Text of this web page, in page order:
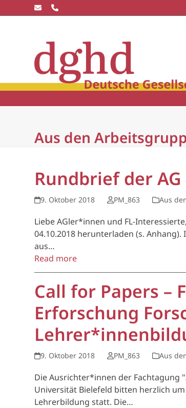
to
Aus den
Rundbrief der
9. Oktober 2018 PM_863 Aus
Liebe AGler*innen und FL-
04.10.2018 herunterladen (s.
aus…
Read more
Call for Papers –
Erforschung
9. Oktober 2018 PM_863 Aus
Die Ausrichter*innen der Fachtagung
Universität Bielefeld bitten herzlich
Lehrerbildung statt. Die…